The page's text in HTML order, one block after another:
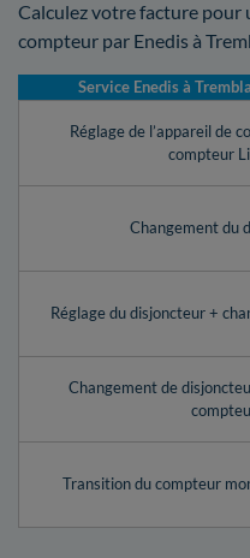
Calculez votre facture pour
compteur par Enedis à
Service Enedis à
Réglage de l’appareil de
compteur
Changement du
Réglage du disjoncteur +
Changement de
Transition du compteur